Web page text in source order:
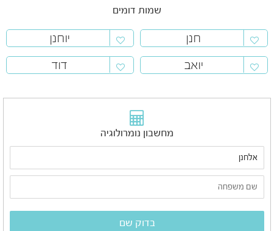
שמות דומים
חנן
יוחנן
יואב
דוד
מחשבון נומרולוגיה